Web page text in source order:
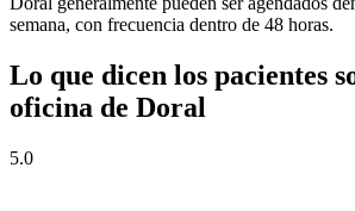
semana, con frecuencia dentro de 48 horas.
Lo que dicen los pacientes
oficina de Doral
5.0